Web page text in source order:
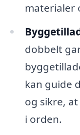
materialer
dobbelt
kan guide
og sikre,
i orden.